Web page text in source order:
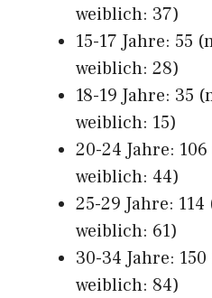
weiblich: 37)
15-17 Jahre: 55
weiblich: 28)
18-19 Jahre: 35
weiblich: 15)
20-24 Jahre:
weiblich: 44)
25-29 Jahre:
weiblich: 61)
30-34 Jahre:
weiblich: 84)